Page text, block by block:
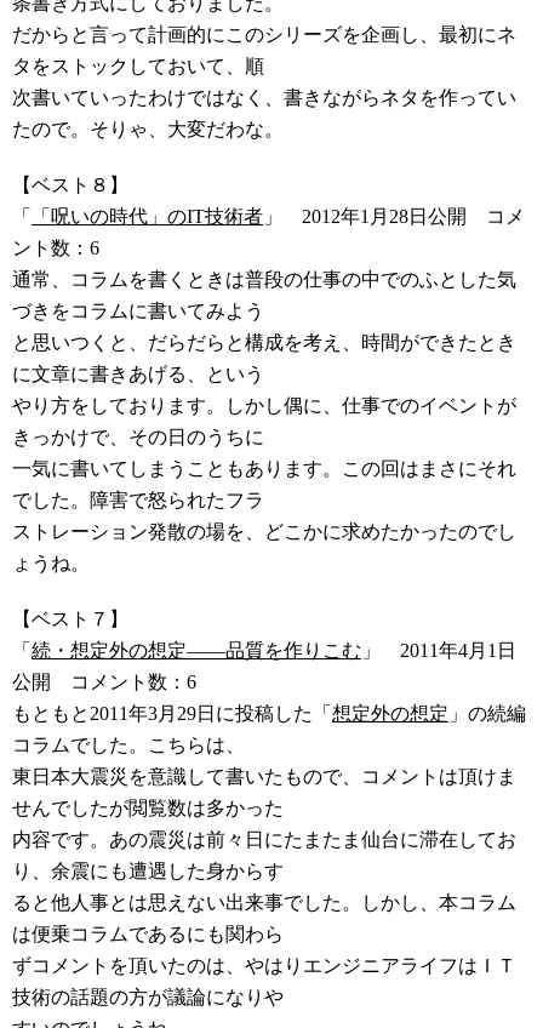
だからと言って計画的にこのシリーズを企画し、最初にネ
タをストックしておいて、順
次書いていったわけではなく、書きながらネタを作ってい
たので。そりゃ、大変だわな。
【ベスト８】
「
「呪いの時代」のIT技術者 」 2012年1月28日公開 コメ
ント数：6
通常、コラムを書くときは普段の仕事の中でのふとした気
づきをコラムに書いてみよう
と思いつくと、だらだらと構成を考え、時間ができたとき
に文章に書きあげる、という
やり方をしております。しかし偶に、仕事でのイベントが
きっかけで、その日のうちに
一気に書いてしまうこともあります。この回はまさにそれ
でした。障害で怒られたフラ
ストレーション発散の場を、どこかに求めたかったのでし
ょうね。
【ベスト７】
「 続・想定外の想定――品質を作りこむ 」 2011年4月1日
公開 コメント数：6
もともと2011年3月29日に投稿した「 想定外の想定 」の続編
コラムでした。こちらは、
東日本大震災を意識して書いたもので、コメントは頂けま
せんでしたが閲覧数は多かった
内容です。あの震災は前々日にたまたま仙台に滞在してお
り、余震にも遭遇した身からす
ると他人事とは思えない出来事でした。しかし、本コラム
は便乗コラムであるにも関わら
ずコメントを頂いたのは、やはりエンジニアライフはＩＴ
技術の話題の方が議論になりや